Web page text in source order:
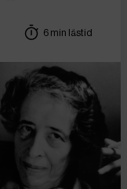
6 min lästid